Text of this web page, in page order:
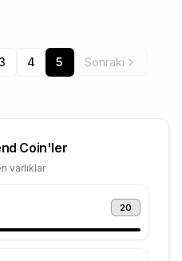
4 5 Sonraki
Coin'ler
varlıklar
20